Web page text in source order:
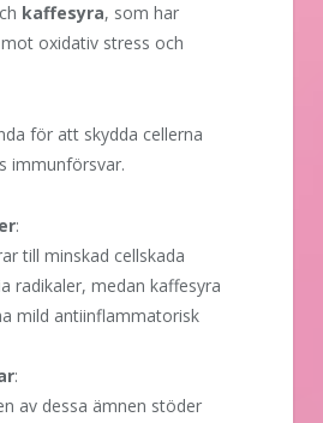
kaffesyra, som har
oxidativ stress och
för att skydda cellerna
immunförsvar.
:
till minskad cellskada
radikaler, medan kaffesyra
mild antiinflammatorisk
:
av dessa ämnen stöder